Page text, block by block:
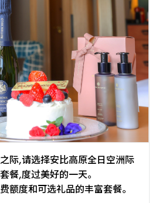
际,请选择安比高原全日空洲际
餐,度过美好的一天。
额度和可选礼品的丰富套餐。